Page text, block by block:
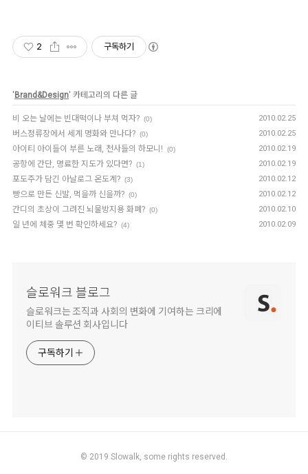
2 구독하기
' Brand&Design' 카테고리의 다른 글
비 오는 날에는 빈대떡이나 부쳐 먹자? (0) 2010.02.25
버스정류장에서 세계 명화와 만나다? (0) 2010.02.25
아이티 아이들이 부른 노래, 천사들의 하모니! (0) 2010.02.19
공항에 간단, 명료한 지도가 있다면? (1) 2010.02.19
포도주가 담긴 아날로그 온도계? (3) 2010.02.12
빵으로 만든 신발, 먹을까 신을까? (0) 2010.02.12
간디의 초상이 그려진 뇌물방지용 화폐? (0) 2010.02.10
일 년에 체중 몇 번 확인하세요? (4) 2010.02.09
슬로워크 블로그
슬로워크는 조직과 사회의 변화에 기여하는 크리에
이티브 솔루션 회사입니다
구독하기
© 2019 Slowalk, some rights reserved.